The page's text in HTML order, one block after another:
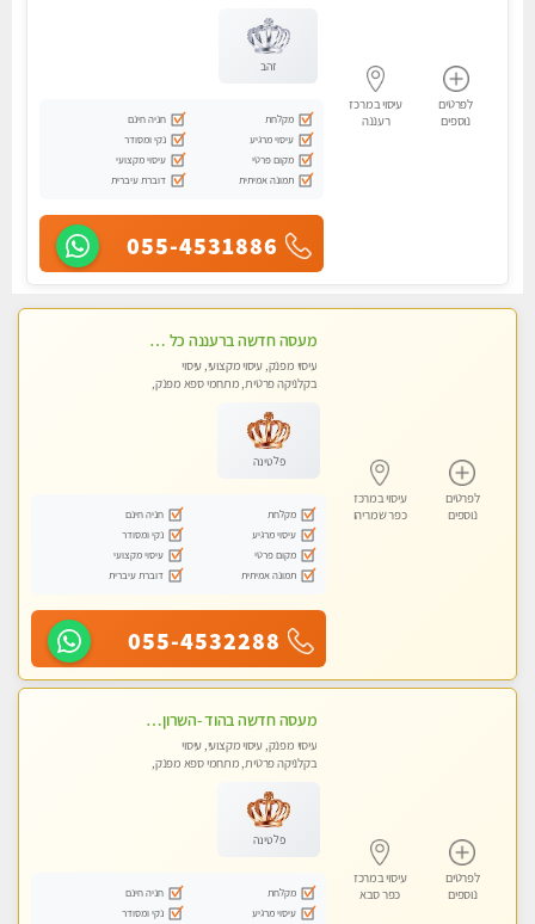
לפרטים
נוספים
עיסוי במרכז
רעננה
זהב
מקלחת
חניה חינם
עיסוי מרגיע
נקי ומסודר
מקום פרטי
עיסוי מקצועי
תמונה אמיתית
דוברת עיברית
055-4531886
לפרטים
נוספים
עיסוי במרכז
כפר שמריהו
מעסה חדשה ברעננה כל סוגי העיסויים מעסה מקצועית ואיכותית פרטי!!!מומלץ לחלוטין!!
עיסוי מפנק, עיסוי מקצועי, עיסוי
בקלניקה פרטית, מתחמי ספא מפנק,
פלטינה
מקלחת
חניה חינם
עיסוי מרגיע
נקי ומסודר
מקום פרטי
עיסוי מקצועי
תמונה אמיתית
דוברת עיברית
055-4532288
לפרטים
נוספים
עיסוי במרכז
כפר סבא
מעסה חדשה בהוד -השרון כל סוגי העיסויים מעסה מקצועית ואיכותית פרטי!!!מומלץ לחלוטין!!
עיסוי מפנק, עיסוי מקצועי, עיסוי
בקלניקה פרטית, מתחמי ספא מפנק,
פלטינה
מקלחת
חניה חינם
עיסוי מרגיע
נקי ומסודר